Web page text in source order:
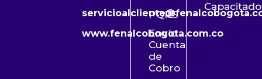
www.fenalcobogota.com.co
PQRS
Envío
Cuenta
de
Cobro